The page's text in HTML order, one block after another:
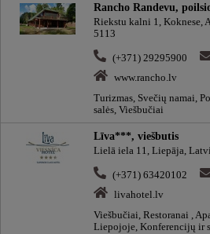
Rancho Randevu,
Riekstu kalni 1, Koknese,
5113
(+371) 29295900
www.rancho.lv
Turizmas, Svečių namai,
salės, Viešbučiai
Līva***, viešbutis
Lielā iela 11, Liepāja,
(+371) 63420102
livahotel.lv
Viešbučiai, Restoranai ,
Liepojoje, Konferencijų ir